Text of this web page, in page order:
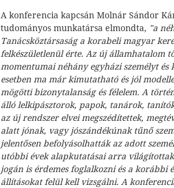
A konferencia kapcsán Molnár Sándor
tudományos munkatársa elmondta, "a
Tanácsköztársaság a korabeli magyar
felkészületlenül érte. Az új államhatalom
momentumai néhány egyházi személyt és
esetben ma már kimutatható és jól
mögötti bizonytalanság és félelem. A
álló lelkipásztorok, papok, tanárok,
az új rendszer elvei megszédítettek,
alatt jónak, vagy jószándékúnak tűnő
jelentősen befolyásolhatták az adott
utóbbi évek alapkutatásai arra
jogán is érdemes foglalkozni és a korábbi
állításokat felül kell vizsgálni. A